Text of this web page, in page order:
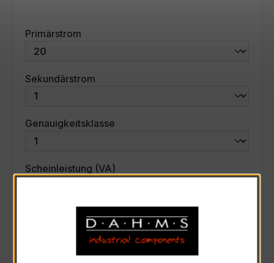
Primärstrom
Sekundärstrom
Genauigkeitsklasse
Scheinleistung (VA)
Auswahl zurücksetzen
31264